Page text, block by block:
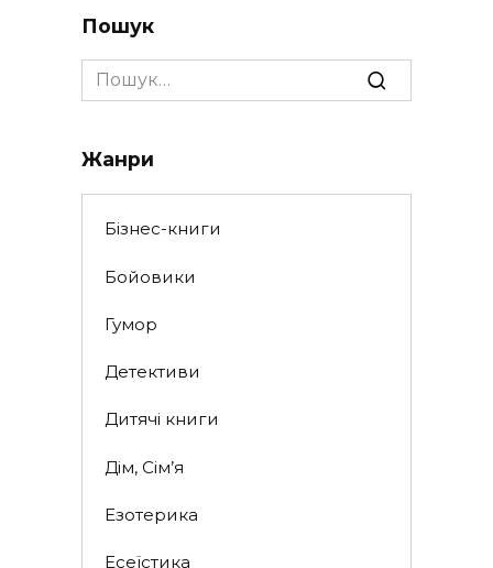
Пошук
Search
for:
Жанри
Бізнес-книги
Бойовики
Гумор
Детективи
Дитячі книги
Дім, Сім’я
Езотерика
Есеїстика